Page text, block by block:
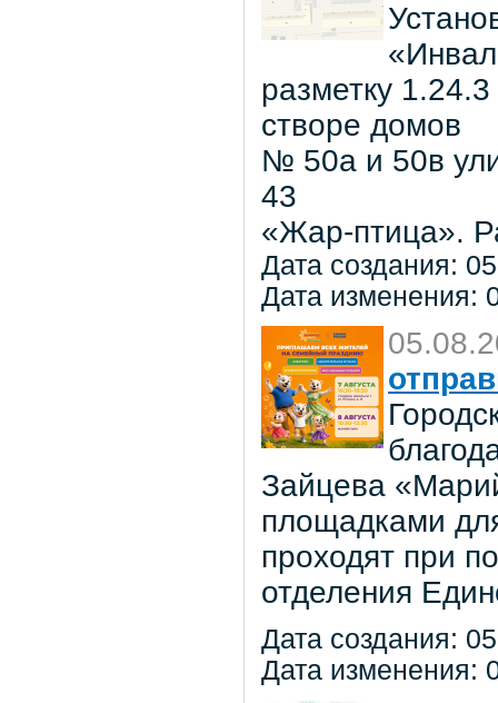
разметку
створе домов
№ 50а и 50в
43
«Жар-птица».
Дата создания:
Дата изменения:
Зайцева
площадками
проходят при
отделения
Дата создания:
Дата изменения: